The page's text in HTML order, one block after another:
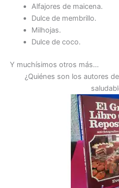
Alfajores de maicena.
Dulce de membrillo.
Milhojas.
Dulce de coco.
Y muchísimos otros más…
¿Quiénes son los autores